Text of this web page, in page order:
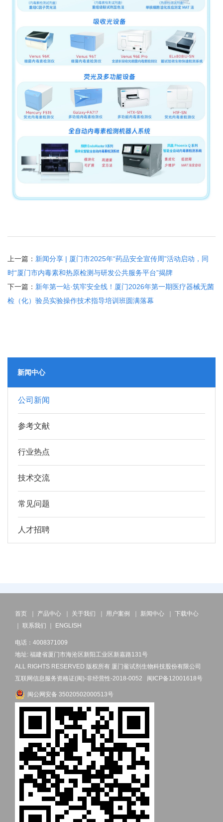
上一篇： 新闻分享 | 厦门市2025年“药品安全宣传周”活动启动，同
时“厦门市内毒素和热原检测与研发公共服务平台”揭牌
下一篇： 新年第一站·筑牢安全线！厦门2026年第一期医疗器械无菌
检（化）验员实验操作技术指导培训班圆满落幕
新闻中心
公司新闻
参考文献
行业热点
技术交流
常见问题
人才招聘
首页 产品中心 关于我们 用户案例 新闻中心
下载中心
联系我们 ENGLISH
电话：4008371009
地址: 福建省厦门市海沧区新阳工业区新嘉路131号
ALL RIGHTS RESERVED 版权所有 厦门鲎试剂生物科技股份有限公司
互联网信息服务资格证(闽)-非经营性-2018-0052 闽ICP备12001618号
闽公网安备 35020502000513号